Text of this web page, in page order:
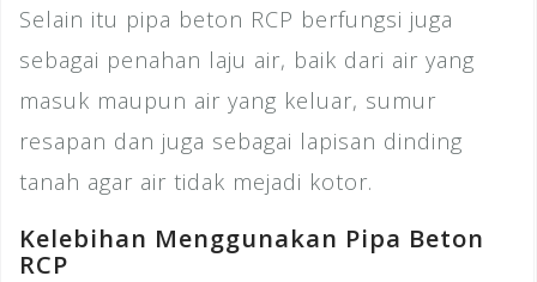
Selain itu pipa beton RCP berfungsi juga
sebagai penahan laju air, baik dari air yang
masuk maupun air yang keluar, sumur
resapan dan juga sebagai lapisan dinding
tanah agar air tidak mejadi kotor.
Kelebihan Menggunakan Pipa Beton
RCP